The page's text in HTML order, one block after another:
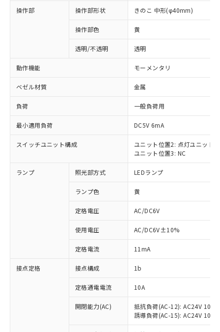
操作部 操作部形状 きのこ 中形(φ40mm)
操作部色 黄
透明/不透明 透明
動作機能 モーメンタリ
ベゼル材質 金属
負荷 一般負荷用
最小適用負荷 DC5V 6mA
スイッチユニット構成
ユニット位置2: 点灯ユニット
ユニット位置3: NC
ランプ 照光部方式 LEDランプ
ランプ色 黄
定格電圧 AC/DC6V
使用電圧 AC/DC6V±10%
定格電流 11mA
接点定格 接点構成 1b
定格通電電流 10A
開閉能力(AC)
抵抗負荷(AC-12): AC24V 10A/
誘導負荷(AC-15): AC24V
以下の条件をお読みいただき、同意のうえ
本サービスは、当社制御機器事業取扱
商品の当社在庫状況および標準価格
(税抜)を提供させていただくもので
当社制御機器事業取扱商品の中には、
本サービスの対象外となる商品もある
非含有に対応した製品が提供可能な商品で
対応予定：EU RoHS指令（10物質）の非含
有に対応した製品に切り替える予定のある
対応予定なし：EU RoHS指令（10物質）の
非含有に非対応の商品で、対応品を出す予
調査・確認中：EU RoHS指令（10物質）の
非含有の対応状況を調査中または確認中の
非該当品：ライセンス料など無形物で、有
害物質有無と関係のない商品です。
仕入先様の事情により、非含有部品として
「○」：最大均質材料含有率が中国RoHSの
基準値以下であることを示します。
「×」：最大均質材料含有率が中国RoHSの